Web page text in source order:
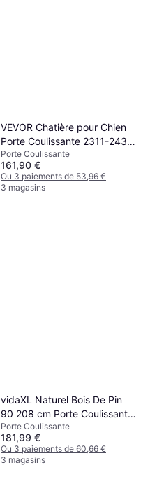
VEVOR Chatière pour Chien
Porte Coulissante 2311-2439
mm Porte Coulissante (x)
Porte Coulissante
161,90 €
Ou 3 paiements de 53,96 €
3 magasins
vidaXL Naturel Bois De Pin
90 208 cm Porte Coulissante
(x)
Porte Coulissante
181,99 €
Ou 3 paiements de 60,66 €
3 magasins